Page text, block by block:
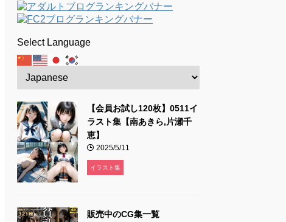
Select Language
【会員お試し120枚】0511イ
ラスト集【南あきら,片瀬千
恵】
2025/5/11
イラスト集
販売中のCG集一覧